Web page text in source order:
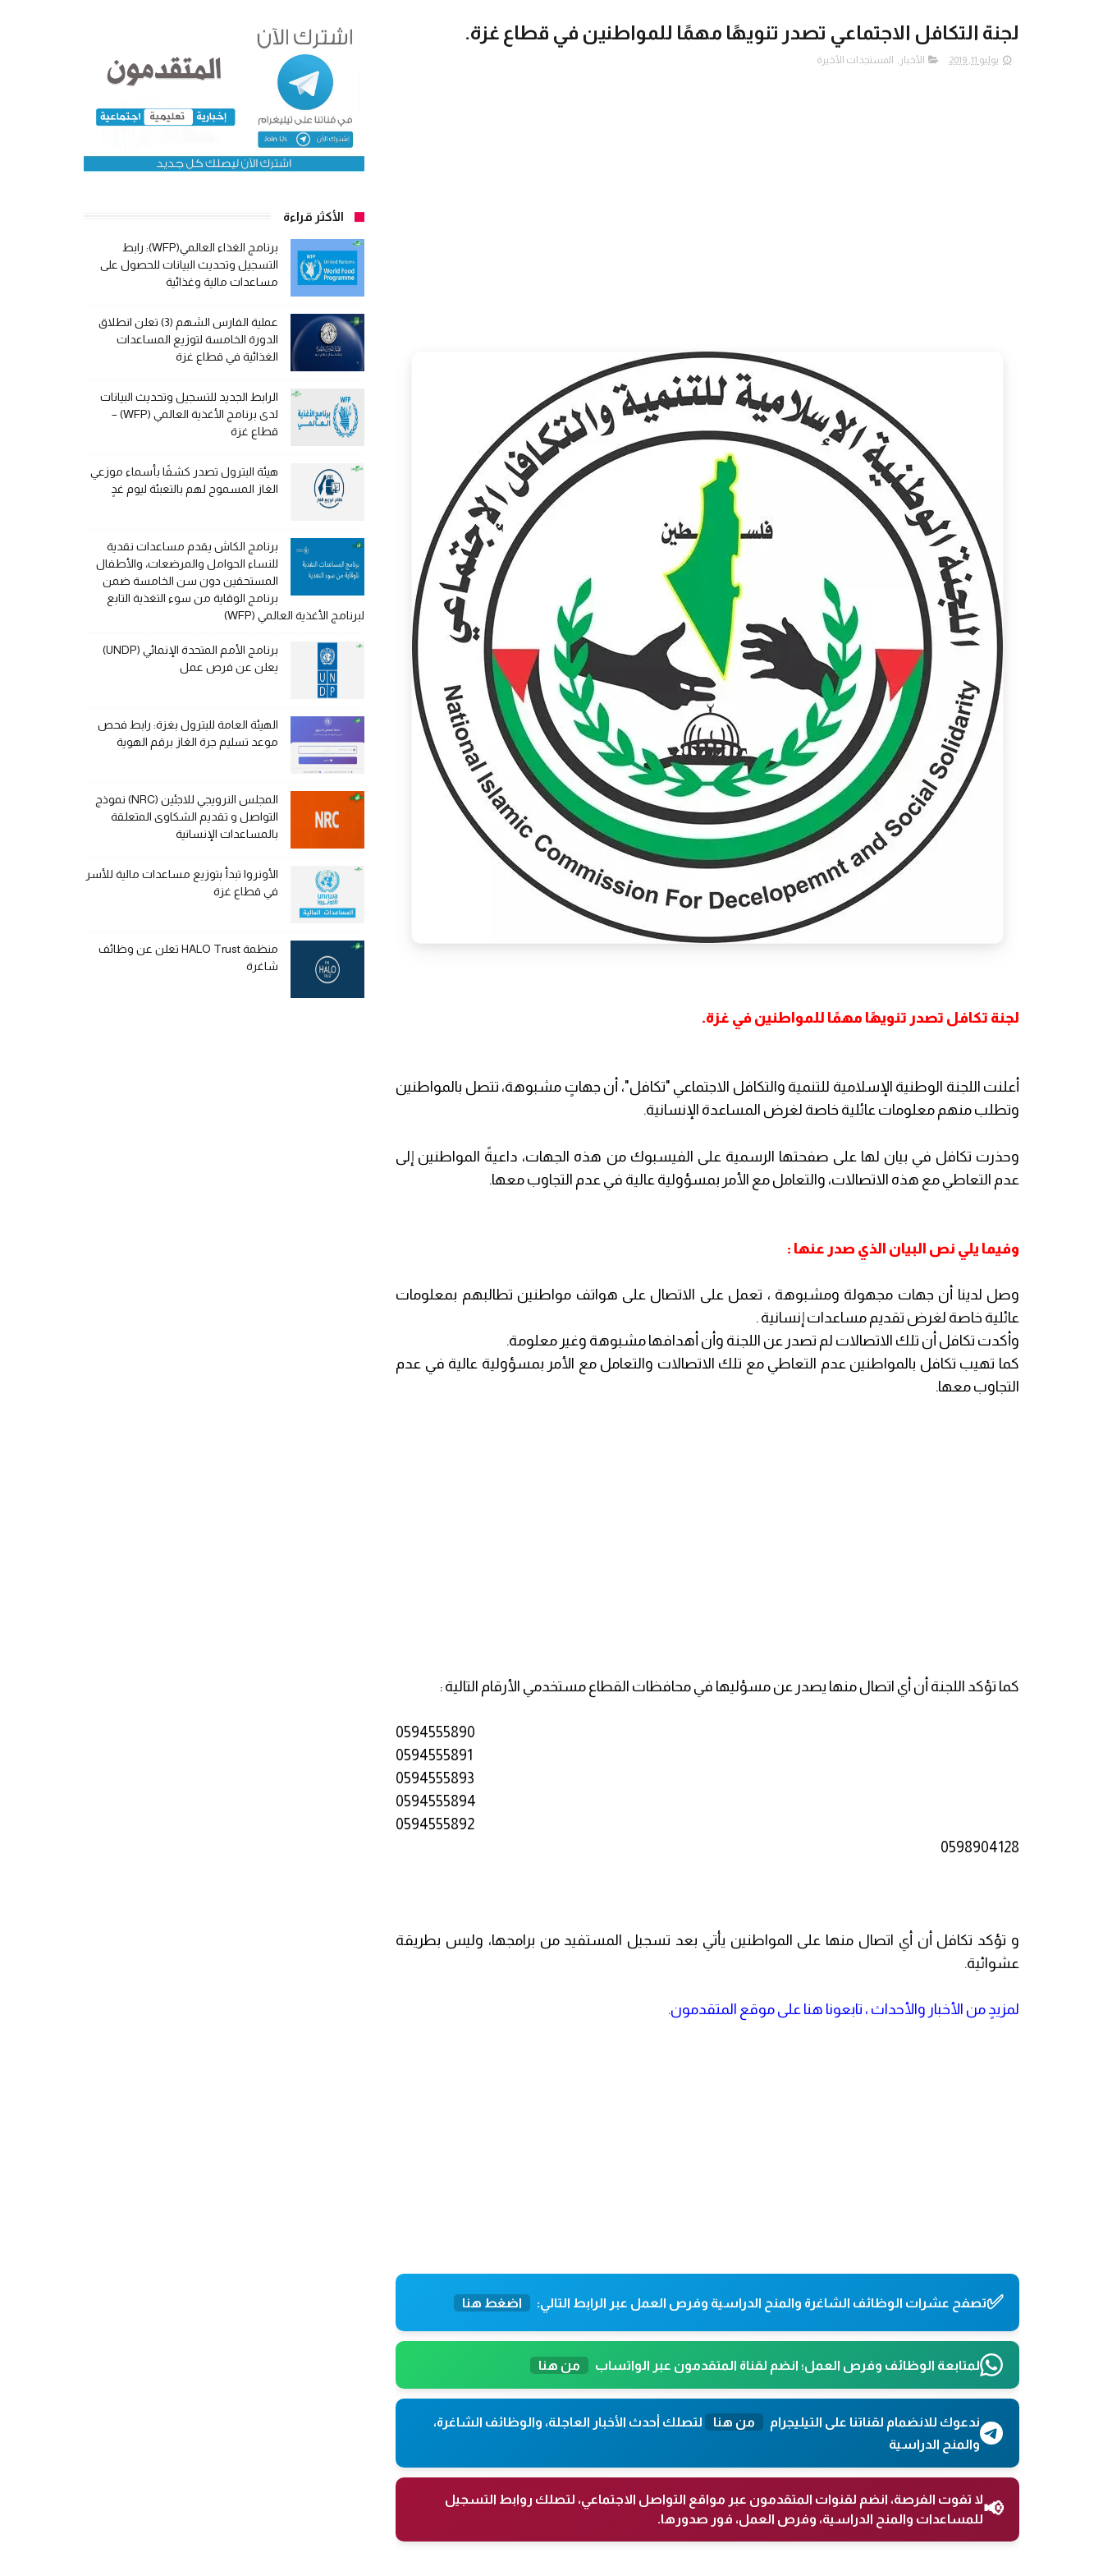
لجنة التكافل الاجتماعي تصدر تنويهًا مهمًا للمواطنين في قطاع غزة.
يوليو 11, 2019 الأخبار , المستجدات الأخيرة
لجنة تكافل تصدر تنويهًا مهمًا للمواطنين في غزة.
أعلنت اللجنة الوطنية الإسلامية للتنمية والتكافل الاجتماعي "تكافل"، أن جهاتٍ مشبوهة، تتصل بالمواطنين
وتطلب منهم معلومات عائلية خاصة لغرض المساعدة الإنسانية.
وحذرت تكافل في بيان لها على صفحتها الرسمية على الفيسبوك من هذه الجهات، داعيةً المواطنين إلى
عدم التعاطي مع هذه الاتصالات، والتعامل مع الأمر بمسؤولية عالية في عدم التجاوب معها.
وفيما يلي نص البيان الذي صدر عنها :
وصل لدينا أن جهات مجهولة ومشبوهة ، تعمل على الاتصال على هواتف مواطنين تطالبهم بمعلومات
عائلية خاصة لغرض تقديم مساعدات إنسانية .
وأكدت تكافل أن تلك الاتصالات لم تصدر عن اللجنة وأن أهدافها مشبوهة وغير معلومة.
كما تهيب تكافل بالمواطنين عدم التعاطي مع تلك الاتصالات والتعامل مع الأمر بمسؤولية عالية في عدم
التجاوب معها.
كما تؤكد اللجنة أن أي اتصال منها يصدر عن مسؤليها في محافظات القطاع مستخدمي الأرقام التالية :
0594555890
0594555891
0594555893
0594555894
0594555892
0598904128
و تؤكد تكافل أن أي اتصال منها على المواطنين يأتي بعد تسجيل المستفيد من برامجها، وليس بطريقة
عشوائية.
لمزيدٍ من الأخبار والأحداث ، تابعونا هنا على موقع المتقدمون.
✅تصفح عشرات الوظائف الشاغرة والمنح الدراسية وفرص العمل عبر الرابط التالي: اضغط هنا
لمتابعة الوظائف وفرص العمل؛ انضم لقناة المتقدمون عبر الواتساب من هنا
ندعوك للانضمام لقناتنا على التيليجرام من هنا
لتصلك أحدث الأخبار العاجلة، والوظائف الشاغرة،
والمنح الدراسية
📢لا تفوت الفرصة، انضم لقنوات المتقدمون عبر مواقع التواصل الاجتماعي، لتصلك روابط التسجيل
للمساعدات والمنح الدراسية، وفرص العمل، فور صدورها.
الأكثر قراءة
برنامج الغذاء العالمي(WFP): رابط
التسجيل وتحديث البيانات للحصول على
مساعدات مالية وغذائية
عملية الفارس الشهم (3) تعلن انطلاق
الدورة الخامسة لتوزيع المساعدات
الغذائية في قطاع غزة
الرابط الجديد للتسجيل وتحديث البيانات
لدى برنامج الأغذية العالمي (WFP) –
قطاع غزة
هيئة البترول تصدر كشفًا بأسماء موزعي
الغاز المسموح لهم بالتعبئة ليوم غدٍ
برنامج الكاش يقدم مساعدات نقدية
للنساء الحوامل والمرضعات، والأطفال
المستحقين دون سن الخامسة ضمن
برنامج الوقاية من سوء التغذية التابع
لبرنامج الأغذية العالمي (WFP)
برنامج الأمم المتحدة الإنمائي (UNDP)
يعلن عن فرص عمل
الهيئة العامة للبترول بغزة: رابط فحص
موعد تسليم جرة الغاز برقم الهوية
المجلس النرويجي للاجئين (NRC) نموذج
التواصل و تقديم الشكاوى المتعلقة
بالمساعدات الإنسانية
الأونروا تبدأ بتوزيع مساعدات مالية للأسر
في قطاع غزة
منظمة HALO Trust تعلن عن وظائف
شاغرة